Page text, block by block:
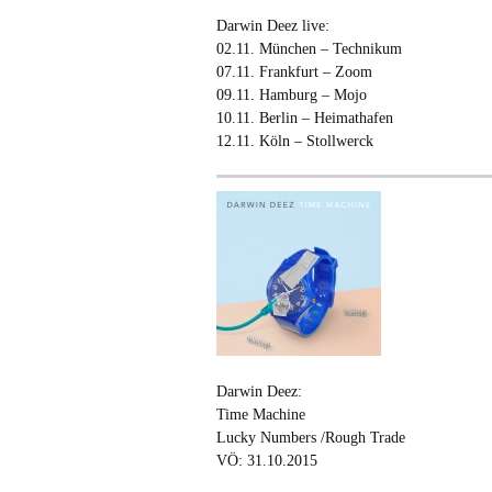
Darwin Deez live:
02.11. München – Technikum
07.11. Frankfurt – Zoom
09.11. Hamburg – Mojo
10.11. Berlin – Heimathafen
12.11. Köln – Stollwerck
Darwin Deez:
Time Machine
Lucky Numbers /Rough Trade
VÖ: 31.10.2015